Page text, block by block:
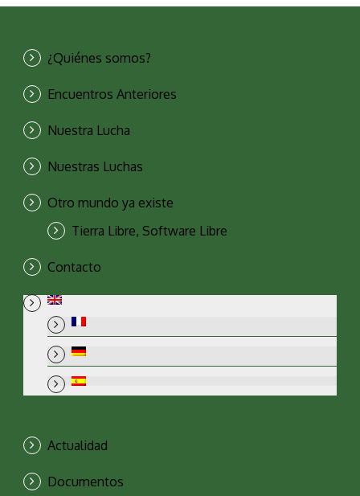
¿Quiénes somos?
Encuentros Anteriores
Nuestra Lucha
Nuestras Luchas
Otro mundo ya existe
Tierra Libre, Software Libre
Contacto
Actualidad
Documentos